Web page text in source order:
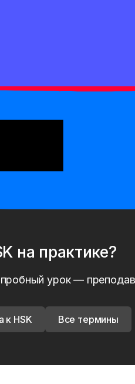
работы до HSK
на практике?
урок —
к HSK Все термины